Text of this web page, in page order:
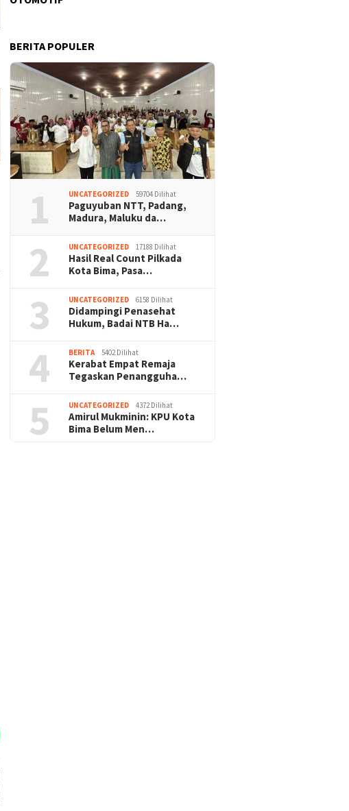
BERITA POPULER
1 UNCATEGORIZED 59704 Dilihat
Paguyuban NTT, Padang,
Madura, Maluku da…
2 UNCATEGORIZED 17188 Dilihat
Hasil Real Count Pilkada
Kota Bima, Pasa…
3 UNCATEGORIZED 6158 Dilihat
Didampingi Penasehat
Hukum, Badai NTB Ha…
4 BERITA 5402 Dilihat
Kerabat Empat Remaja
Tegaskan Penangguha…
5 UNCATEGORIZED 4372 Dilihat
Amirul Mukminin: KPU Kota
Bima Belum Men…